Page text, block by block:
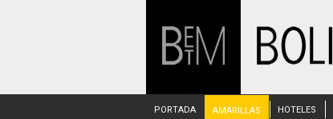
PORTADA AMARILLAS HOTELES